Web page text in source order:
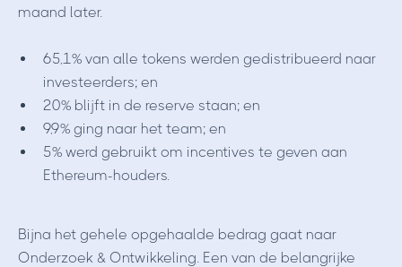
maand later.
65,1% van alle tokens werden gedistribueerd naar
investeerders; en
20% blijft in de reserve staan; en
9,9% ging naar het team; en
5% werd gebruikt om incentives te geven aan
Ethereum-houders.
Bijna het gehele opgehaalde bedrag gaat naar
Onderzoek & Ontwikkeling. Een van de belangrijke